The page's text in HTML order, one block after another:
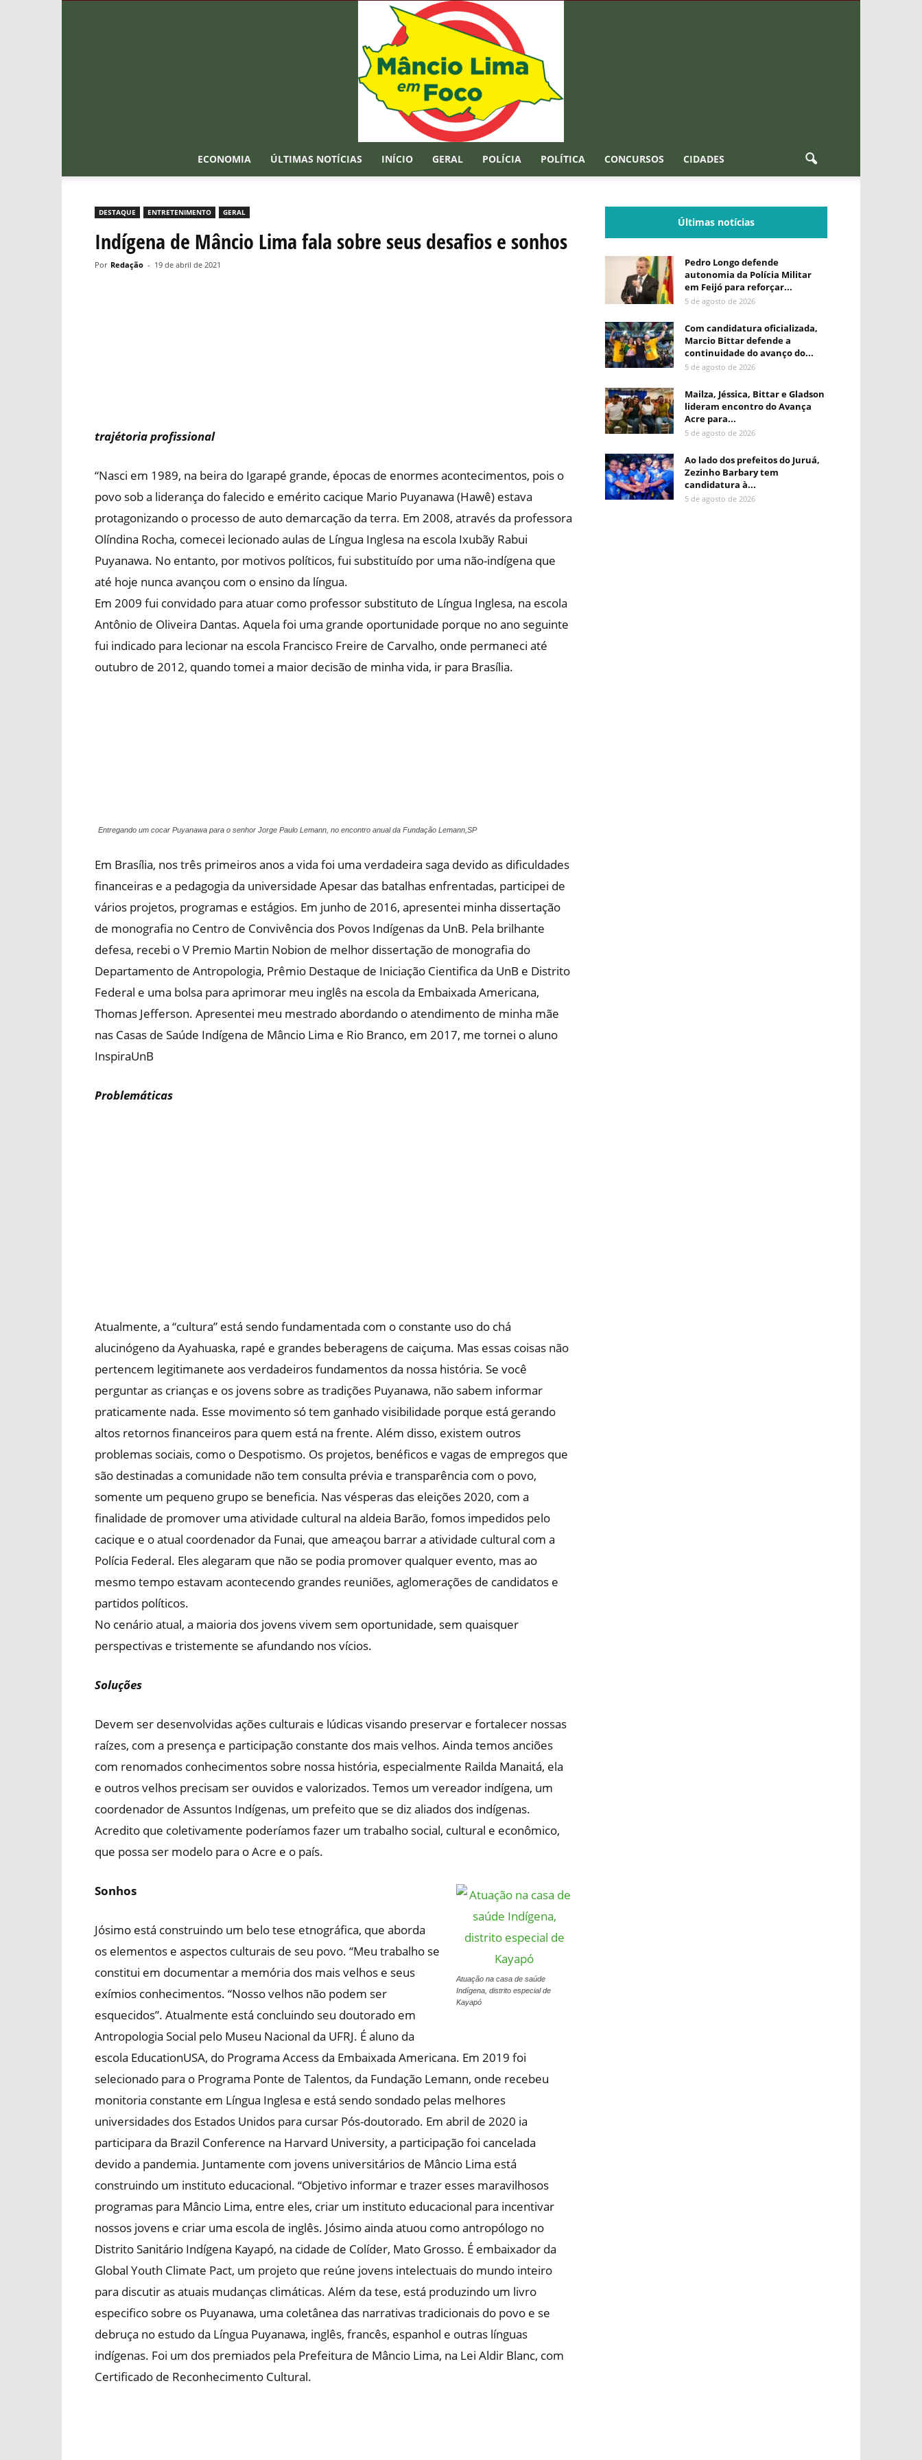
ECONOMIA ÚLTIMAS NOTÍCIAS INÍCIO GERAL POLÍCIA POLÍTICA CONCURSOS CIDADES
DESTAQUE ENTRETENIMENTO GERAL
Indígena de Mâncio Lima fala sobre seus desafios e sonhos
Por Redação - 19 de abril de 2021
trajétoria profissional
“Nasci em 1989, na beira do Igarapé grande, épocas de enormes acontecimentos, pois o
povo sob a liderança do falecido e emérito cacique Mario Puyanawa (Hawê) estava
protagonizando o processo de auto demarcação da terra. Em 2008, através da professora
Olíndina Rocha, comecei lecionado aulas de Língua Inglesa na escola Ixubãy Rabui
Puyanawa. No entanto, por motivos políticos, fui substituído por uma não-indígena que
até hoje nunca avançou com o ensino da língua.
Em 2009 fui convidado para atuar como professor substituto de Língua Inglesa, na escola
Antônio de Oliveira Dantas. Aquela foi uma grande oportunidade porque no ano seguinte
fui indicado para lecionar na escola Francisco Freire de Carvalho, onde permaneci até
outubro de 2012, quando tomei a maior decisão de minha vida, ir para Brasília.
Entregando um cocar Puyanawa para o senhor Jorge Paulo Lemann, no encontro anual da Fundação Lemann,SP
Em Brasília, nos três primeiros anos a vida foi uma verdadeira saga devido as dificuldades
financeiras e a pedagogia da universidade Apesar das batalhas enfrentadas, participei de
vários projetos, programas e estágios. Em junho de 2016, apresentei minha dissertação
de monografia no Centro de Convivência dos Povos Indígenas da UnB. Pela brilhante
defesa, recebi o V Premio Martin Nobion de melhor dissertação de monografia do
Departamento de Antropologia, Prêmio Destaque de Iniciação Cientifica da UnB e Distrito
Federal e uma bolsa para aprimorar meu inglês na escola da Embaixada Americana,
Thomas Jefferson. Apresentei meu mestrado abordando o atendimento de minha mãe
nas Casas de Saúde Indígena de Mâncio Lima e Rio Branco, em 2017, me tornei o aluno
InspiraUnB
Problemáticas
Atualmente, a “cultura” está sendo fundamentada com o constante uso do chá
alucinógeno da Ayahuaska, rapé e grandes beberagens de caiçuma. Mas essas coisas não
pertencem legitimanete aos verdadeiros fundamentos da nossa história. Se você
perguntar as crianças e os jovens sobre as tradições Puyanawa, não sabem informar
praticamente nada. Esse movimento só tem ganhado visibilidade porque está gerando
altos retornos financeiros para quem está na frente. Além disso, existem outros
problemas sociais, como o Despotismo. Os projetos, benéficos e vagas de empregos que
são destinadas a comunidade não tem consulta prévia e transparência com o povo,
somente um pequeno grupo se beneficia. Nas vésperas das eleições 2020, com a
finalidade de promover uma atividade cultural na aldeia Barão, fomos impedidos pelo
cacique e o atual coordenador da Funai, que ameaçou barrar a atividade cultural com a
Polícia Federal. Eles alegaram que não se podia promover qualquer evento, mas ao
mesmo tempo estavam acontecendo grandes reuniões, aglomerações de candidatos e
partidos políticos.
No cenário atual, a maioria dos jovens vivem sem oportunidade, sem quaisquer
perspectivas e tristemente se afundando nos vícios.
Soluções
Devem ser desenvolvidas ações culturais e lúdicas visando preservar e fortalecer nossas
raízes, com a presença e participação constante dos mais velhos. Ainda temos anciões
com renomados conhecimentos sobre nossa história, especialmente Railda Manaitá, ela
e outros velhos precisam ser ouvidos e valorizados. Temos um vereador indígena, um
coordenador de Assuntos Indígenas, um prefeito que se diz aliados dos indígenas.
Acredito que coletivamente poderíamos fazer um trabalho social, cultural e econômico,
que possa ser modelo para o Acre e o país.
Atuação na casa de saúde
Indígena, distrito especial de
Kayapó
Sonhos
Jósimo está construindo um belo tese etnográfica, que aborda
os elementos e aspectos culturais de seu povo. “Meu trabalho se
constitui em documentar a memória dos mais velhos e seus
exímios conhecimentos. “Nosso velhos não podem ser
esquecidos”. Atualmente está concluindo seu doutorado em
Antropologia Social pelo Museu Nacional da UFRJ. É aluno da
escola EducationUSA, do Programa Access da Embaixada Americana. Em 2019 foi
selecionado para o Programa Ponte de Talentos, da Fundação Lemann, onde recebeu
monitoria constante em Língua Inglesa e está sendo sondado pelas melhores
universidades dos Estados Unidos para cursar Pós-doutorado. Em abril de 2020 ia
participara da Brazil Conference na Harvard University, a participação foi cancelada
devido a pandemia. Juntamente com jovens universitários de Mâncio Lima está
construindo um instituto educacional. “Objetivo informar e trazer esses maravilhosos
programas para Mâncio Lima, entre eles, criar um instituto educacional para incentivar
nossos jovens e criar uma escola de inglês. Jósimo ainda atuou como antropólogo no
Distrito Sanitário Indígena Kayapó, na cidade de Colíder, Mato Grosso. É embaixador da
Global Youth Climate Pact, um projeto que reúne jovens intelectuais do mundo inteiro
para discutir as atuais mudanças climáticas. Além da tese, está produzindo um livro
especifico sobre os Puyanawa, uma coletânea das narrativas tradicionais do povo e se
debruça no estudo da Língua Puyanawa, inglês, francês, espanhol e outras línguas
indígenas. Foi um dos premiados pela Prefeitura de Mâncio Lima, na Lei Aldir Blanc, com
Certificado de Reconhecimento Cultural.
Últimas notícias
Pedro Longo defende
autonomia da Polícia Militar
em Feijó para reforçar...
5 de agosto de 2026
Com candidatura oficializada,
Marcio Bittar defende a
continuidade do avanço do...
5 de agosto de 2026
Mailza, Jéssica, Bittar e Gladson
lideram encontro do Avança
Acre para...
5 de agosto de 2026
Ao lado dos prefeitos do Juruá,
Zezinho Barbary tem
candidatura à...
5 de agosto de 2026